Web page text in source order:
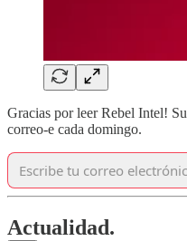
Gracias por leer Rebel Intel!
correo-e cada domingo.
Actualidad.